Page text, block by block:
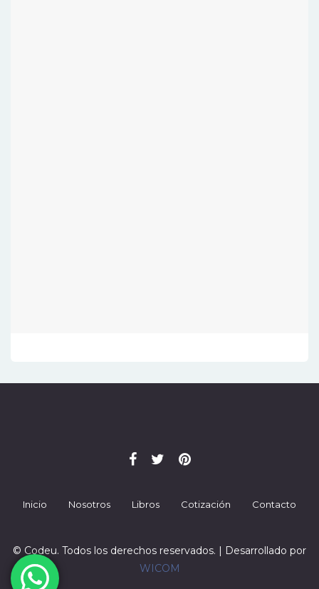
Inicio Nosotros Libros Cotización Contacto
© Codeu. Todos los derechos reservados. | Desarrollado por
WICOM